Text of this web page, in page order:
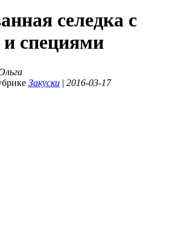
селедка с
специями
Закуски | 2016-03-17